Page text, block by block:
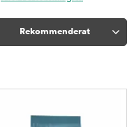
Rekommenderat